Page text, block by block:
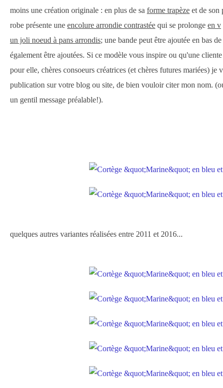
moins une création originale : en plus de sa forme trapèze et de son
robe présente une encolure arrondie contrastée qui se prolonge en v
un joli noeud à pans arrondis; une bande peut être ajoutée en bas
également être ajoutées. Si ce modèle vous inspire ou qu'une
pour elle, chères consoeurs créatrices (et chères futures mariées) je
publication sur votre blog ou site, de bien vouloir citer mon nom.
un gentil message préalable!).
quelques autres variantes réalisées entre 2011 et 2016...